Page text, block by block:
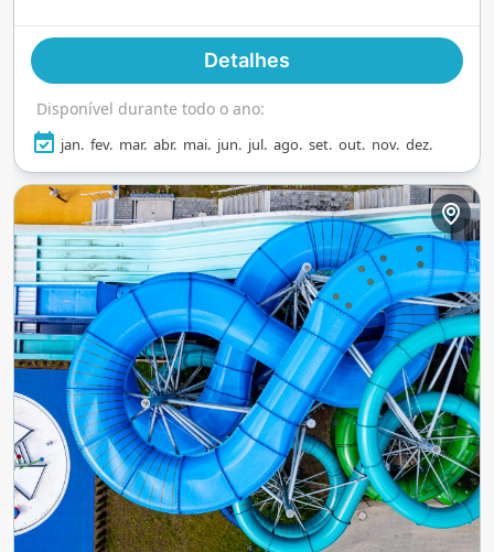
relaxante, com saunas e jacuzzis,
proporcionando o equilíbrio perfeito entre
modernas e atmosfera vibrante, é um destino de
destaque para os amantes da água que buscam
aventura e relaxamento à beira-mar.
Detalhes
Disponível durante todo o ano:
jan. fev. mar. abr. mai. jun. jul. ago. set. out. nov. dez.